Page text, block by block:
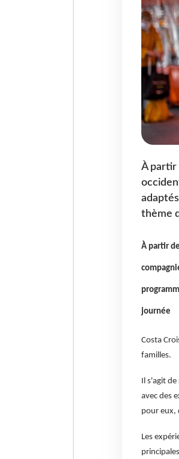
À partir
thème
À partir
journée
Costa
familles.
Il s'agit
avec des
pour eux,
Les